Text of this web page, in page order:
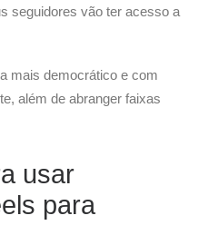
seguidores vão ter acesso a
mais democrático e com
além de abranger faixas
usar
para